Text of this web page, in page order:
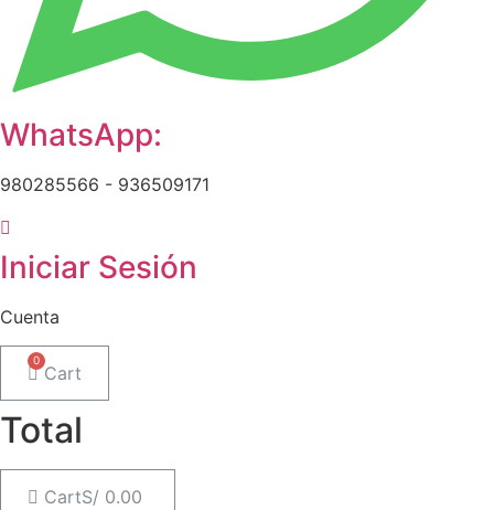
WhatsApp:
980285566 - 936509171
Iniciar Sesión
Cuenta
Cart
Total
S/ 0.00
Cart